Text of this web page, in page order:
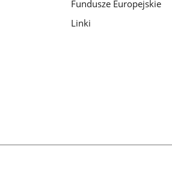
Fundusze Europejskie
Linki